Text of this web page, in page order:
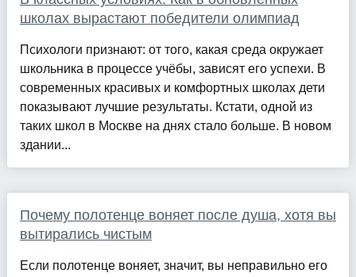
школах вырастают победители олимпиад
Психологи признают: от того, какая среда окружает
школьника в процессе учёбы, зависят его успехи. В
современных красивых и комфортных школах дети
показывают лучшие результаты. Кстати, одной из
таких школ в Москве на днях стало больше. В новом
здании...
Почему полотенце воняет после душа, хотя вы
вытирались чистым
Если полотенце воняет, значит, вы неправильно его